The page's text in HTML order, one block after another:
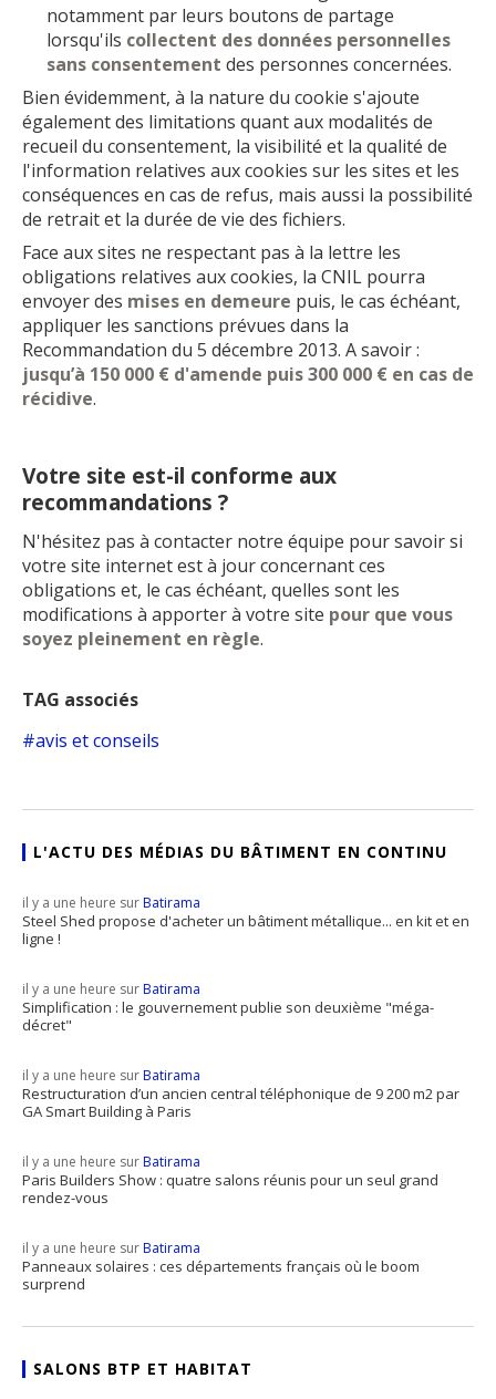
notamment par leurs boutons de partage
lorsqu'ils collectent des données personnelles
sans consentement des personnes concernées.
Bien évidemment, à la nature du cookie s'ajoute
également des limitations quant aux modalités de
recueil du consentement, la visibilité et la qualité de
l'information relatives aux cookies sur les sites et les
conséquences en cas de refus, mais aussi la possibilité
de retrait et la durée de vie des fichiers.
Face aux sites ne respectant pas à la lettre les
obligations relatives aux cookies, la CNIL pourra
envoyer des mises en demeure puis, le cas échéant,
appliquer les sanctions prévues dans la
Recommandation du 5 décembre 2013. A savoir :
jusqu’à 150 000 € d'amende puis 300 000 € en cas de
récidive.
Votre site est-il conforme aux
recommandations ?
N'hésitez pas à contacter notre équipe pour savoir si
votre site internet est à jour concernant ces
obligations et, le cas échéant, quelles sont les
modifications à apporter à votre site pour que vous
soyez pleinement en règle.
TAG associés
avis et conseils
L'ACTU DES MÉDIAS DU BÂTIMENT EN CONTINU
il y a une heure surBatirama
Steel Shed propose d'acheter un bâtiment métallique... en kit et en
ligne !
il y a une heure surBatirama
Simplification : le gouvernement publie son deuxième "méga-
décret"
il y a une heure surBatirama
Restructuration d’un ancien central téléphonique de 9 200 m2 par
GA Smart Building à Paris
il y a une heure surBatirama
Paris Builders Show : quatre salons réunis pour un seul grand
rendez-vous
il y a une heure surBatirama
Panneaux solaires : ces départements français où le boom
surprend
SALONS BTP ET HABITAT